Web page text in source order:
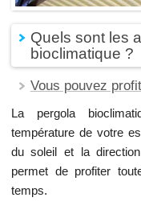
Quels sont les
bioclimatique ?
Vous pouvez
La pergola
température de votre
du soleil et la
permet de profiter
temps.